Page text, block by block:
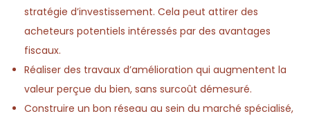
stratégie d’investissement. Cela peut attirer des
acheteurs potentiels intéressés par des avantages
fiscaux.
Réaliser des travaux d’amélioration qui augmentent la
valeur perçue du bien, sans surcoût démesuré.
Construire un bon réseau au sein du marché spécialisé,